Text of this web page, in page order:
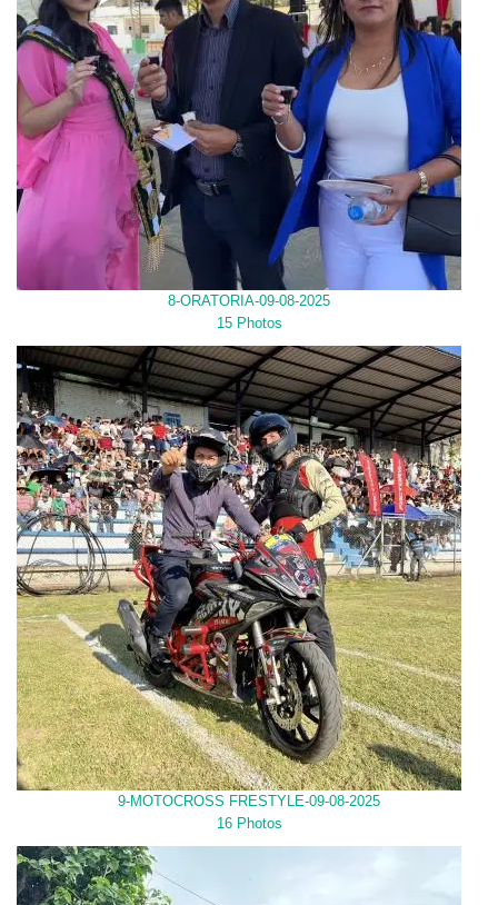
8-ORATORIA-09-08-2025
15 Photos
9-MOTOCROSS FRESTYLE-09-08-2025
16 Photos